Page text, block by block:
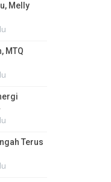
Melly
MTQ
Terus